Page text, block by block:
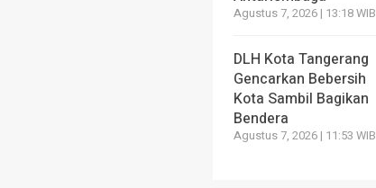
Agustus 7, 2026 | 13:18 WIB
DLH Kota Tangerang
Gencarkan Bebersih
Kota Sambil Bagikan
Bendera
Agustus 7, 2026 | 11:53 WIB